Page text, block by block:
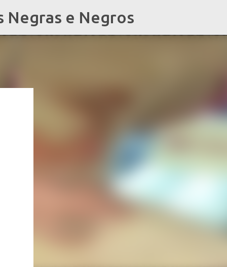
Negras e Negros